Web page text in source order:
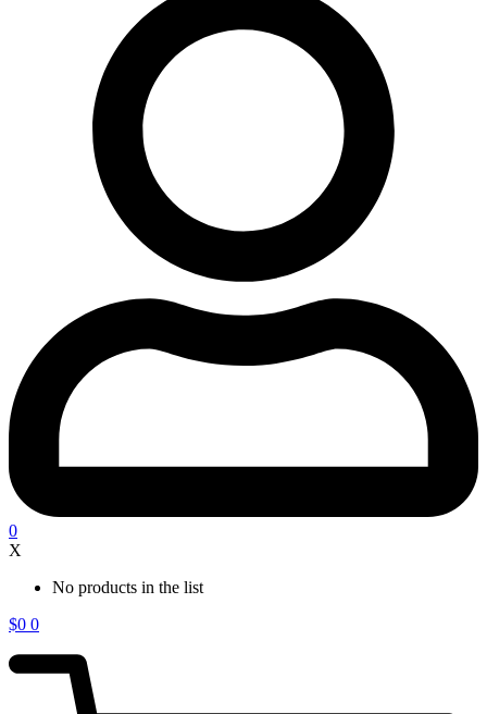
0
X
No products in the list
$0 0